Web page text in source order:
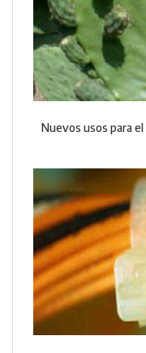
Nuevos usos para